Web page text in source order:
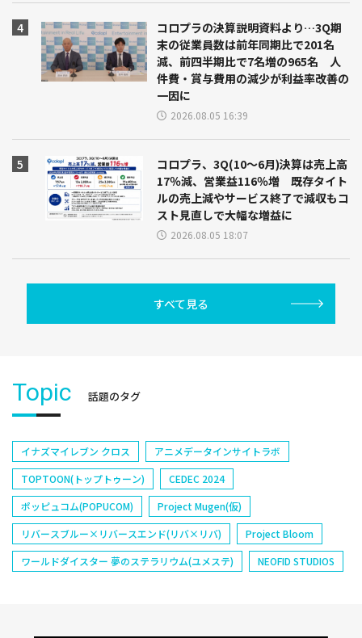
コロプラの決算説明資料より…3Q期
末の従業員数は前年同期比で201名
減、前四半期比で7名増の965名 人
件費・賞与費用の減少が利益率改善の
一因に
2026.08.05 16:39
コロプラ、3Q(10～6月)決算は売上高
17％減、営業益116％増 既存タイト
ルの売上減やサービス終了で減収もコ
スト見直しで大幅な増益に
2026.08.05 18:07
すべて見る
Topic 話題のタグ
イナズマイレブン クロス
アニメデータインサイトラボ
TOPTOON(トップトゥーン)
CEDEC 2024
ポッピュコム(POPUCOM)
Project Mugen(仮)
リバースブルー×リバースエンド(リバ×リバ)
Project Bloom
ワールドダイスター 夢のステラリウム(ユメステ)
NEOFID STUDIOS